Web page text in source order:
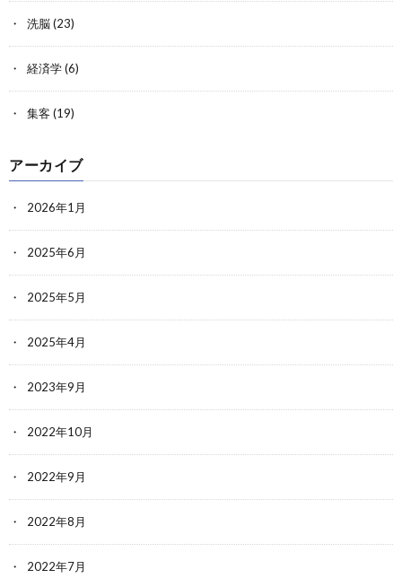
洗脳(23)
経済学(6)
集客 (19)
アーカイブ
2026年1月
2025年6月
2025年5月
2025年4月
2023年9月
2022年10月
2022年9月
2022年8月
2022年7月